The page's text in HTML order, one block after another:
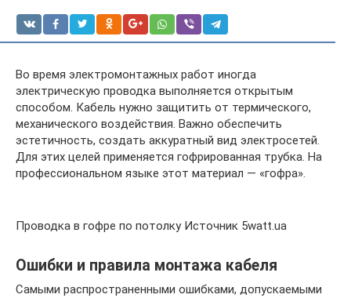
Во время электромонтажных работ иногда
электрическую проводка выполняется открытым
способом. Кабель нужно защитить от термического,
механического воздействия. Важно обеспечить
эстетичность, создать аккуратный вид электросетей.
Для этих целей применяется гофрированная трубка. На
профессиональном языке этот материал — «гофра».
Проводка в гофре по потолку Источник 5watt.ua
Ошибки и правила монтажа кабеля
Самыми распространенными ошибками, допускаемыми